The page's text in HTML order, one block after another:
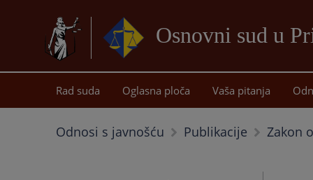
Osnovni sud u
Rad suda Oglasna ploča Vaša pitanja
Odnosi s javnošću Publikacije Zakon